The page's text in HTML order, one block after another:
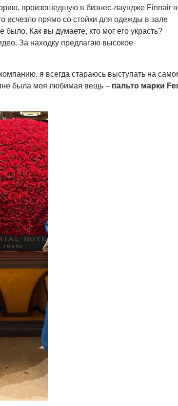
произошедшую в бизнес-лаундже Finnair в
исчезло прямо со стойки для одежды в зале
было. Как вы думаете, кто мог его украсть?
За находку предлагаю высокое
я всегда стараюсь выступать на
была моя любимая вещь – пальто марки